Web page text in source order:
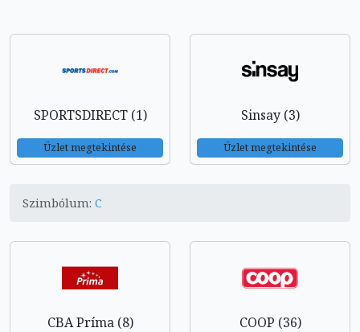
SPORTSDIRECT (1)
Üzlet megtekintése
Sinsay (3)
Üzlet megtekintése
Szimbólum: C
CBA Príma (8) COOP (36)